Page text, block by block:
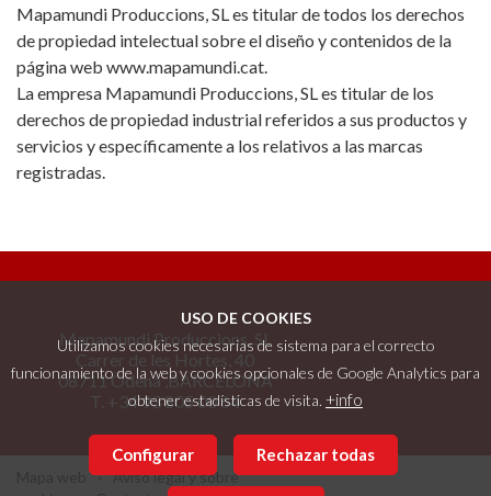
USO DE COOKIES
Utilizamos cookies necesarias de sistema para el correcto
funcionamiento de la web y cookies opcionales de Google Analytics para
obtener estadísticas de visita. +info
Configurar Rechazar todas
Mapamundi Produccions, SL es titular de todos los derechos
de propiedad intelectual sobre el diseño y contenidos de la
página web www.mapamundi.cat.
La empresa Mapamundi Produccions, SL es titular de los
derechos de propiedad industrial referidos a sus productos y
servicios y específicamente a los relativos a las marcas
registradas.
Mapamundi Produccions, SL
Carrer de les Hortes, 40
08711 Òdena ,BARCELONA
T. +34 93 805 00 64
Aviso legal y sobre